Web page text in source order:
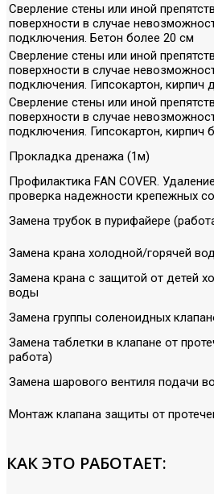
Сверление стены или иной
поверхности в случае
подключения. Бетон более 20 см
Сверление стены или иной
поверхности в случае
подключения. Гипсокартон, кирпич
Сверление стены или иной
поверхности в случае
подключения. Гипсокартон, кирпич
Прокладка дренажа (1м)
Профилактика FAN COVER.
проверка надежности крепежных
Замена трубок в пурифайере
Замена крана холодной/горячей
Замена крана с защитой от детей
воды
Замена группы соленоидных
Замена таблетки в клапане от
работа)
Замена шарового вентиля подачи
Монтаж клапана защиты от
КАК ЭТО РАБОТАЕТ: